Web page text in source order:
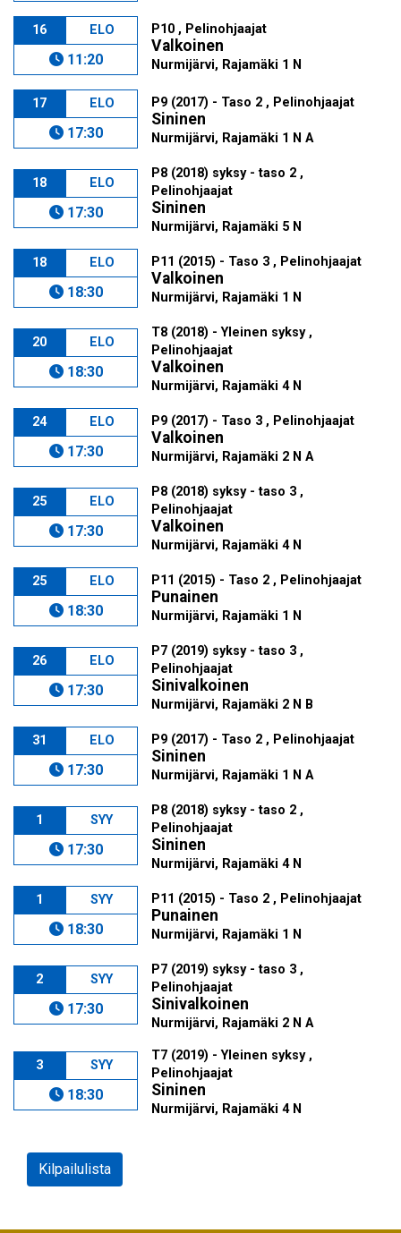
16 ELO
11:20
P10 , Pelinohjaajat
Valkoinen
Nurmijärvi, Rajamäki 1 N
17 ELO
17:30
P9 (2017) - Taso 2 , Pelinohjaajat
Sininen
Nurmijärvi, Rajamäki 1 N A
18 ELO
17:30
P8 (2018) syksy - taso 2 ,
Pelinohjaajat
Sininen
Nurmijärvi, Rajamäki 5 N
18 ELO
18:30
P11 (2015) - Taso 3 , Pelinohjaajat
Valkoinen
Nurmijärvi, Rajamäki 1 N
20 ELO
18:30
T8 (2018) - Yleinen syksy ,
Pelinohjaajat
Valkoinen
Nurmijärvi, Rajamäki 4 N
24 ELO
17:30
P9 (2017) - Taso 3 , Pelinohjaajat
Valkoinen
Nurmijärvi, Rajamäki 2 N A
25 ELO
17:30
P8 (2018) syksy - taso 3 ,
Pelinohjaajat
Valkoinen
Nurmijärvi, Rajamäki 4 N
25 ELO
18:30
P11 (2015) - Taso 2 , Pelinohjaajat
Punainen
Nurmijärvi, Rajamäki 1 N
26 ELO
17:30
P7 (2019) syksy - taso 3 ,
Pelinohjaajat
Sinivalkoinen
Nurmijärvi, Rajamäki 2 N B
31 ELO
17:30
P9 (2017) - Taso 2 , Pelinohjaajat
Sininen
Nurmijärvi, Rajamäki 1 N A
1 SYY
17:30
P8 (2018) syksy - taso 2 ,
Pelinohjaajat
Sininen
Nurmijärvi, Rajamäki 4 N
1 SYY
18:30
P11 (2015) - Taso 2 , Pelinohjaajat
Punainen
Nurmijärvi, Rajamäki 1 N
2 SYY
17:30
P7 (2019) syksy - taso 3 ,
Pelinohjaajat
Sinivalkoinen
Nurmijärvi, Rajamäki 2 N A
3 SYY
18:30
T7 (2019) - Yleinen syksy ,
Pelinohjaajat
Sininen
Nurmijärvi, Rajamäki 4 N
Kilpailulista